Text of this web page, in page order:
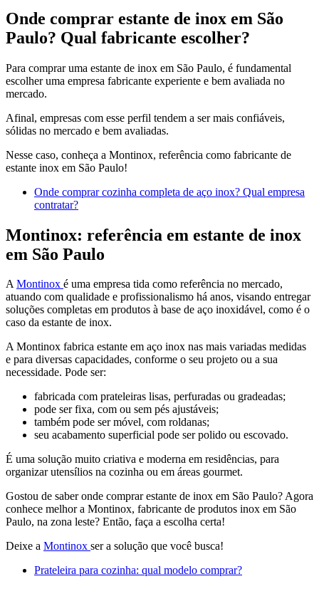
Onde comprar estante de inox em São
Paulo? Qual fabricante escolher?
Para comprar uma estante de inox em São Paulo, é fundamental
escolher uma empresa fabricante experiente e bem avaliada no
mercado.
Afinal, empresas com esse perfil tendem a ser mais confiáveis,
sólidas no mercado e bem avaliadas.
Nesse caso, conheça a Montinox, referência como fabricante de
estante inox em São Paulo!
Onde comprar cozinha completa de aço inox? Qual empresa
contratar?
Montinox: referência em estante de inox
em São Paulo
AMontinox é uma empresa tida como referência no mercado,
atuando com qualidade e profissionalismo há anos, visando entregar
soluções completas em produtos à base de aço inoxidável, como é o
caso da estante de inox.
A Montinox fabrica estante em aço inox nas mais variadas medidas
e para diversas capacidades, conforme o seu projeto ou a sua
necessidade. Pode ser:
fabricada com prateleiras lisas, perfuradas ou gradeadas;
pode ser fixa, com ou sem pés ajustáveis;
também pode ser móvel, com roldanas;
seu acabamento superficial pode ser polido ou escovado.
É uma solução muito criativa e moderna em residências, para
organizar utensílios na cozinha ou em áreas gourmet.
Gostou de saber onde comprar estante de inox em São Paulo? Agora
conhece melhor a Montinox, fabricante de produtos inox em São
Paulo, na zona leste? Então, faça a escolha certa!
Deixe a Montinox ser a solução que você busca!
Prateleira para cozinha: qual modelo comprar?